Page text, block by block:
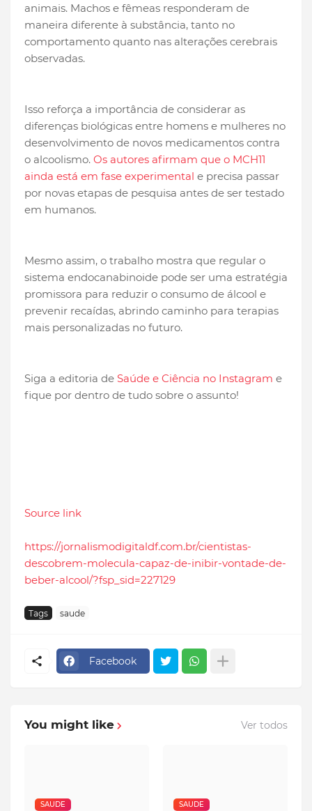
animais. Machos e fêmeas responderam de
maneira diferente à substância, tanto no
comportamento quanto nas alterações cerebrais
observadas.
Isso reforça a importância de considerar as
diferenças biológicas entre homens e mulheres no
desenvolvimento de novos medicamentos contra
o alcoolismo. Os autores afirmam que o MCH11
ainda está em fase experimental e precisa passar
por novas etapas de pesquisa antes de ser testado
em humanos.
Mesmo assim, o trabalho mostra que regular o
sistema endocanabinoide pode ser uma estratégia
promissora para reduzir o consumo de álcool e
prevenir recaídas, abrindo caminho para terapias
mais personalizadas no futuro.
Siga a editoria de Saúde e Ciência no Instagram e
fique por dentro de tudo sobre o assunto!
Source link
https://jornalismodigitaldf.com.br/cientistas-
descobrem-molecula-capaz-de-inibir-vontade-de-
beber-alcool/?fsp_sid=227129
Tags saude
Facebook
You might like Ver todos
SAUDE SAUDE